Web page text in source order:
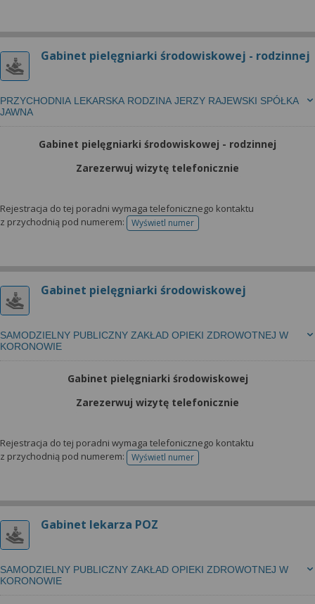
Gabinet pielęgniarki środowiskowej - rodzinnej
PRZYCHODNIA LEKARSKA RODZINA JERZY RAJEWSKI SPÓŁKA
JAWNA
Gabinet pielęgniarki środowiskowej - rodzinnej
Zarezerwuj wizytę telefonicznie
Rejestracja do tej poradni wymaga telefonicznego kontaktu
z przychodnią pod numerem:
Wyświetl numertelefonu do rejestracji
Gabinet pielęgniarki środowiskowej
SAMODZIELNY PUBLICZNY ZAKŁAD OPIEKI ZDROWOTNEJ W
KORONOWIE
Gabinet pielęgniarki środowiskowej
Zarezerwuj wizytę telefonicznie
Rejestracja do tej poradni wymaga telefonicznego kontaktu
z przychodnią pod numerem:
Wyświetl numertelefonu do rejestracji
Gabinet lekarza POZ
SAMODZIELNY PUBLICZNY ZAKŁAD OPIEKI ZDROWOTNEJ W
KORONOWIE